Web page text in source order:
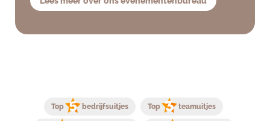
Top bedrijfsuitjes Top teamuitjes